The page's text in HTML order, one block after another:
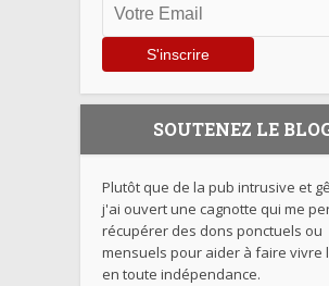
SOUTENEZ LE
Plutôt que de la pub intrusive et
j'ai ouvert une cagnotte qui me
récupérer des dons ponctuels ou
mensuels pour aider à faire vivre
en toute indépendance.